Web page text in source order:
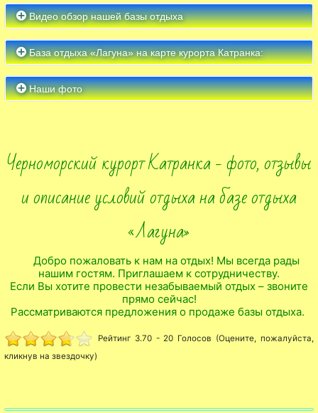
Видео обзор нашей базы отдыха
База отдыха «Лагуна» на карте курорта Катранка:
Наши фото
Черноморский курорт Катранка - фото, отзывы
и описание условий отдыха на базе отдыха
«Лагуна»
Добро пожаловать к нам на отдых! Мы всегда рады
нашим гостям. Приглашаем к сотрудничеству.
Если Вы хотите провести незабываемый отдых – звоните
прямо сейчас!
Рассматриваются предложения о продаже базы отдыха.
Рейтинг 3.70 - 20 Голосов (Оцените, пожалуйста,
кликнув на звездочку)